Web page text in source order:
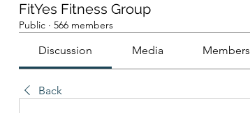
FitYes Fitness Group
Public · 566 members
Discussion Media Members
Back